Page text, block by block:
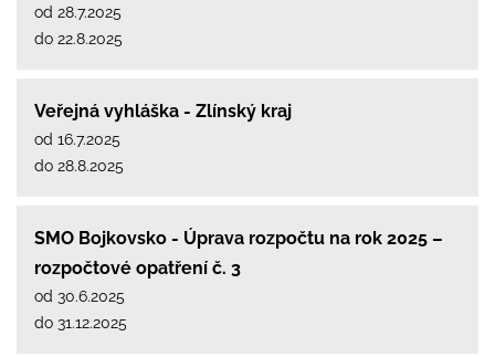
od 28.7.2025
do 22.8.2025
Veřejná vyhláška - Zlínský kraj
od 16.7.2025
do 28.8.2025
SMO Bojkovsko - Úprava rozpočtu na rok 2025 –
rozpočtové opatření č. 3
od 30.6.2025
do 31.12.2025